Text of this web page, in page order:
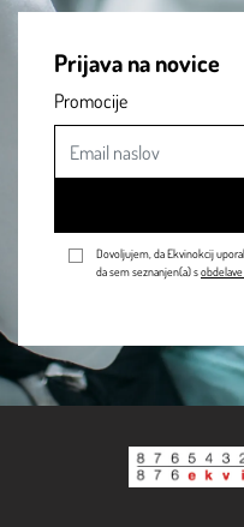
Prijava na novice
Promocije
Dovoljujem, da Ekvinokcij
da sem seznanjen(a) s